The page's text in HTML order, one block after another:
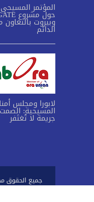
المؤتمر المسيحي
وبيروت بالتعاون
الدائم
المسيحية:
جريمة لا تُغتَفر